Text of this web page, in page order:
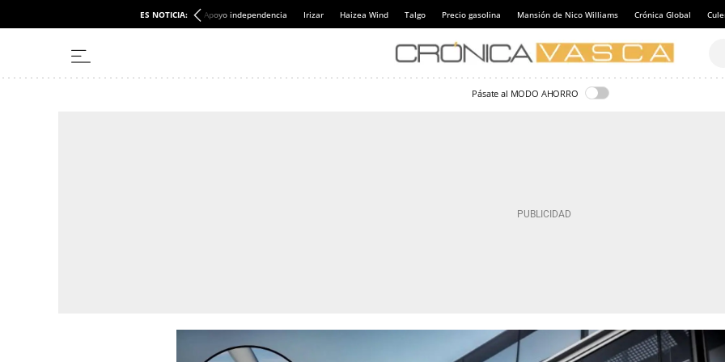
ES NOTICIA: Apoyo independencia Irizar Haizea Wind Talgo Precio gasolina Mansión de Nico Williams Crónica Global
Pásate al MODO AHORRO